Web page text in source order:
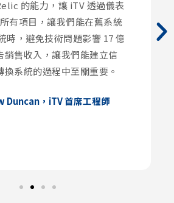
的能力，讓 iTV 透過儀表
有項目，讓我們能在舊系統
時，避免技術問題影響 17 億
銷售收入，讓我們能建立信
換系統的過程中至關重要。
Duncan，iTV 首席工程師